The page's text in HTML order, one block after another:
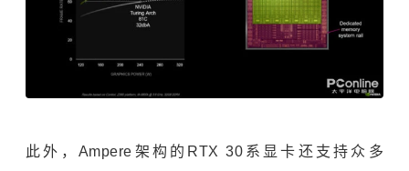
此外，Ampere架构的RTX 30系显卡还支持众多